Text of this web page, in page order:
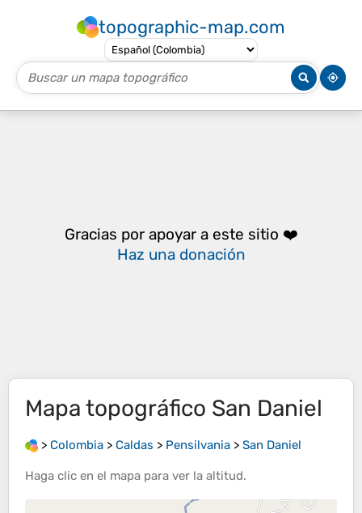
topographic-map.com
Gracias por apoyar a este sitio ❤️
Haz una donación
Mapa topográfico San Daniel
> Colombia > Caldas > Pensilvania > San Daniel
Haga clic en el mapa para ver la altitud.